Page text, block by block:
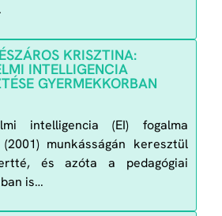
KRISZTINA:
INTELLIGENCIA
GYERMEKKORBAN
intelligencia (EI) fogalma
(2001) munkásságán keresztül
és azóta a pedagógiai
is…